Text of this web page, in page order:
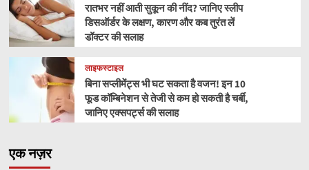
रातभर नहीं आती सुकून की नींद? जानिए स्लीप
डिसऑर्डर के लक्षण, कारण और कब तुरंत लें
डॉक्टर की सलाह
लाइफस्टाइल
बिना सप्लीमेंट्स भी घट सकता है वजन! इन 10
फूड कॉम्बिनेशन से तेजी से कम हो सकती है चर्बी,
जानिए एक्सपर्ट्स की सलाह
एक नज़र